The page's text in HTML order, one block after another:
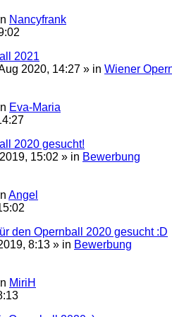
Nancyfrank
2021
2020, 14:27 » in Wiener
Eva-Maria
2020 gesucht!
15:02 » in Bewerbung
Angel
den Opernball 2020 gesucht :D
8:13 » in Bewerbung
MiriH